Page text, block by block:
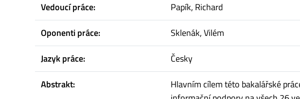
Vedoucí práce:
Papík, Richard
Oponenti práce:
Sklenák, Vilém
Jazyk práce:
Česky
Abstrakt:
Hlavním cílem této bakalářské